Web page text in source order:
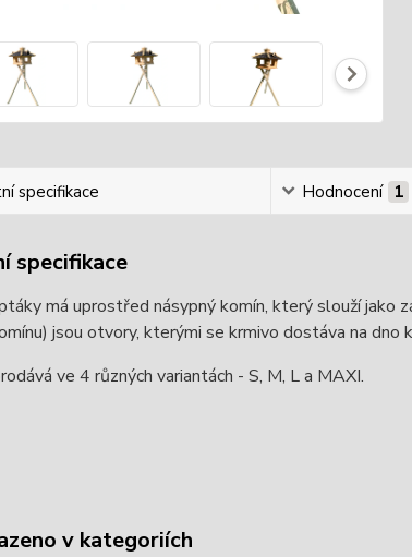
specifikace Hodnocení 1
specifikace
má uprostřed násypný komín, který slouží jako
jsou otvory, kterými se krmivo dostáva na dno
ve 4 různých variantách - S, M, L a MAXI.
v kategoriích